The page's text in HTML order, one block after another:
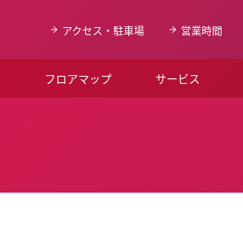
アクセス・駐車場 営業時間
フロアマップ サービス